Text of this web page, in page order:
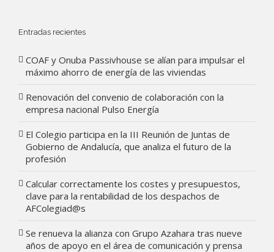
Entradas recientes
COAF y Onuba Passivhouse se alían para impulsar el
máximo ahorro de energía de las viviendas
Renovación del convenio de colaboración con la
empresa nacional Pulso Energía
El Colegio participa en la III Reunión de Juntas de
Gobierno de Andalucía, que analiza el futuro de la
profesión
Calcular correctamente los costes y presupuestos,
clave para la rentabilidad de los despachos de
AFColegiad@s
Se renueva la alianza con Grupo Azahara tras nueve
años de apoyo en el área de comunicación y prensa